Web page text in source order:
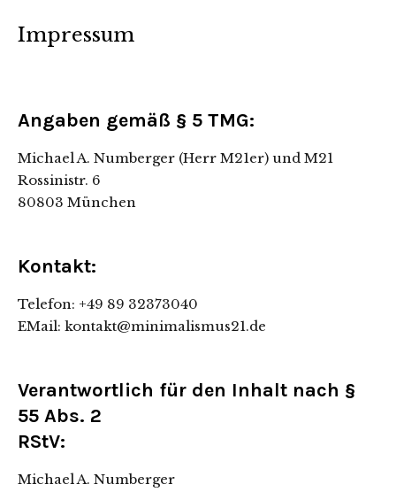
Impressum
Angaben gemäß § 5 TMG:
Michael A. Numberger (Herr M21er) und M21
Rossinistr. 6
80803 München
Kontakt:
Telefon: +49 89 32373040
EMail: kontakt@minimalismus21.de
Verantwortlich für den Inhalt nach §
55 Abs. 2
RStV:
Michael A. Numberger